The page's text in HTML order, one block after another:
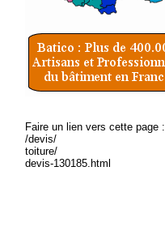
Faire un lien vers cette page :
/devis/
toiture/
devis-130185.html